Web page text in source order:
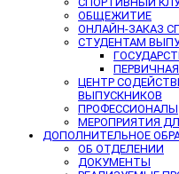
ОБЩЕЖИТИЕ
ОНЛАЙН-ЗАКАЗ
СТУДЕНТАМ
ЦЕНТР
ВЫПУСКНИКОВ
ПРОФЕССИОНАЛЫ
МЕРОПРИЯТИЯ
ДОПОЛНИТЕЛЬНОЕ
ОБ ОТДЕЛЕНИИ
ДОКУМЕНТЫ